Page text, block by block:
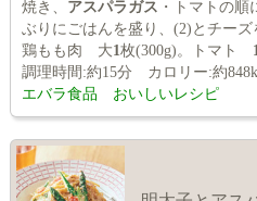
焼き、 アスパラガス ・トマトの
ぶりにごはんを盛り、(2)とチーズ
鶏もも肉 大1 枚(300g)。トマト 1
調理時間:約15分 カロリー:約
エバラ食品 おいしいレシピ